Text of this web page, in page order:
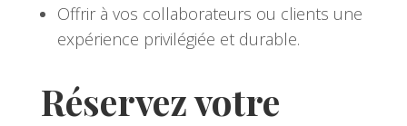
Offrir à vos collaborateurs ou clients une
expérience privilégiée et durable.
Réservez votre